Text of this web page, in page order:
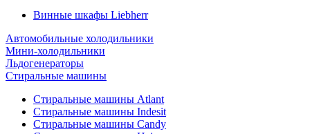
Винные шкафы Liebherr
Автомобильные холодильники
Мини-холодильники
Льдогенераторы
Стиральные машины
Стиральные машины Atlant
Стиральные машины Indesit
Стиральные машины Candy